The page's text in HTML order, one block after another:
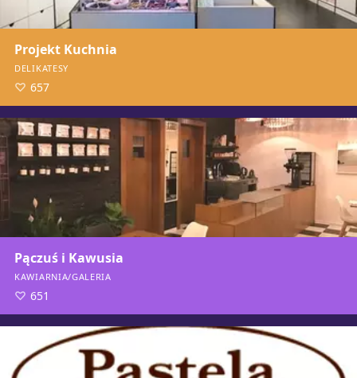
Projekt Kuchnia
DELIKATESY
657
Pączuś i Kawusia
KAWIARNIA/GALERIA
651